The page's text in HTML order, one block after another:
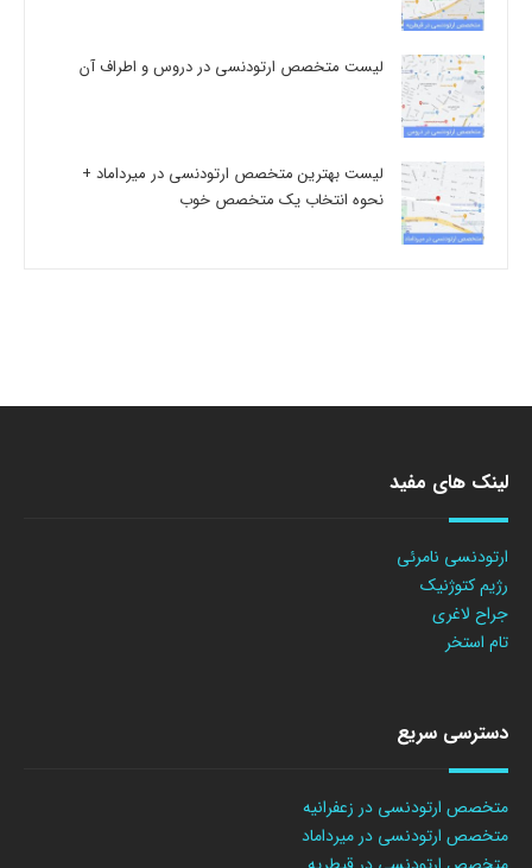
لیست متخصص ارتودنسی در دروس و اطراف آن
لیست بهترین متخصص ارتودنسی در میرداماد +
نحوه انتخاب یک متخصص خوب
لینک های مفید
ارتودنسی نامرئی
رژیم کتوژنیک
جراح لاغری
تام استخر
دسترسی سریع
متخصص ارتودنسی در زعفرانیه
متخصص ارتودنسی در میرداماد